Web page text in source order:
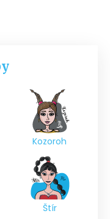
Kozoroh
Štír